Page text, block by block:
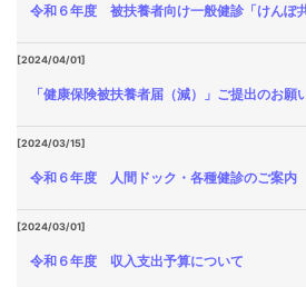
令和６年度 被扶養者向け一般健診「けんぽ
[2024/04/01]
「健康保険被扶養者届（減）」ご提出のお願
[2024/03/15]
令和６年度 人間ドック・各種健診のご案内
[2024/03/01]
令和６年度 収入支出予算について